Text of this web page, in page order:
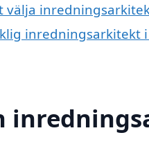
välja
inredningsarkitekt